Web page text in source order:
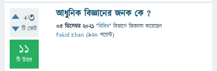
+3
টি ভোট
11
টি উত্তর
আধুনিক বিজ্ঞানের জনক কে ?
05 ডিসেম্বর 2021 "বিবিধ" বিভাগে জিজ্ঞাসাকরেছেন
Fakid Khan (920 পয়েন্ট)